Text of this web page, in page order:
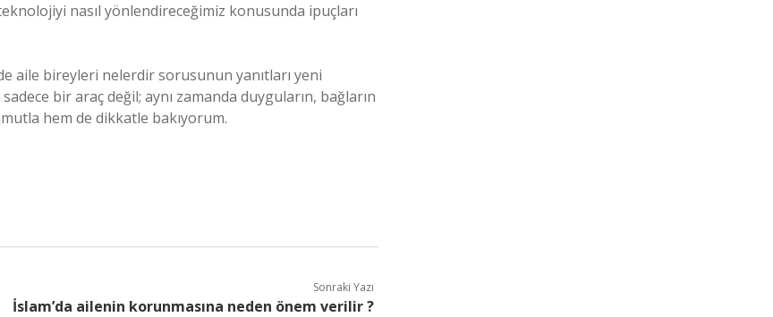
nasıl yönlendireceğimiz konusunda ipuçları
aile bireyleri nelerdir sorusunun yanıtları yeni
bir araç değil; aynı zamanda duyguların, bağların
hem de dikkatle bakıyorum.
Sonraki Yazı
İslam’da ailenin korunmasına neden önem verilir ?